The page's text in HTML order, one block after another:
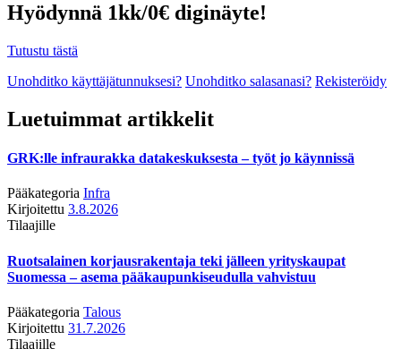
Hyödynnä 1kk/0€ diginäyte!
Tutustu tästä
Unohditko käyttäjätunnuksesi? Unohditko salasanasi? Rekisteröidy
Luetuimmat artikkelit
GRK:lle infraurakka datakeskuksesta – työt jo käynnissä
Pääkategoria Infra
Kirjoitettu 3.8.2026
Tilaajille
Ruotsalainen korjausrakentaja teki jälleen yrityskaupat
Suomessa – asema pääkaupunkiseudulla vahvistuu
Pääkategoria Talous
Kirjoitettu 31.7.2026
Tilaajille